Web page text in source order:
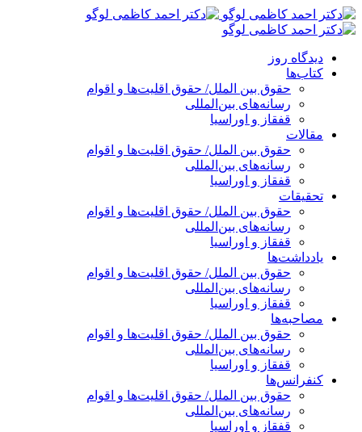
پرش
به
دیدگاه روز
کتاب‌ها
حقوق بین الملل/ حقوق اقلیت‌ها و اقوام
رسانه‌های بین‌المللی
قفقاز و اوراسیا
مقالات
حقوق بین الملل/ حقوق اقلیت‌ها و اقوام
رسانه‌های بین‌المللی
قفقاز و اوراسیا
تحقیقات
حقوق بین الملل/ حقوق اقلیت‌ها و اقوام
رسانه‌های بین‌المللی
قفقاز و اوراسیا
یادداشت‌ها
حقوق بین الملل/ حقوق اقلیت‌ها و اقوام
رسانه‌های بین‌المللی
قفقاز و اوراسیا
مصاحبه‌ها
حقوق بین الملل/ حقوق اقلیت‌ها و اقوام
رسانه‌های بین‌المللی
قفقاز و اوراسیا
کنفرانس‌ها
حقوق بین الملل/ حقوق اقلیت‌ها و اقوام
رسانه‌های بین‌المللی
قفقاز و اوراسیا